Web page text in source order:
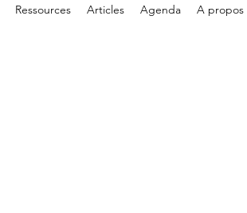
Ressources Articles Agenda A propos